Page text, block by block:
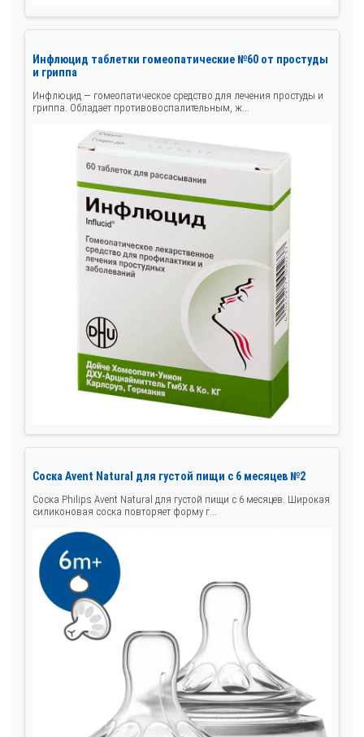
Инфлюцид таблетки гомеопатические №60 от простуды
и гриппа
Инфлюцид — гомеопатическое средство для лечения простуды и
гриппа. Обладает противовоспалительным, ж...
Соска Avent Natural для густой пищи с 6 месяцев №2
Соска Philips Avent Natural для густой пищи с 6 месяцев. Широкая
силиконовая соска повторяет форму г...